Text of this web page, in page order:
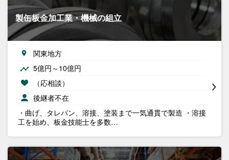
製缶板金加工業・機械の組立
関東地方
5億円～10億円
（応相談）
後継者不在
・曲げ、タレパン、溶接、塗装まで一気通貫で製造 ・溶接
工を始め、板金技能士を多数…